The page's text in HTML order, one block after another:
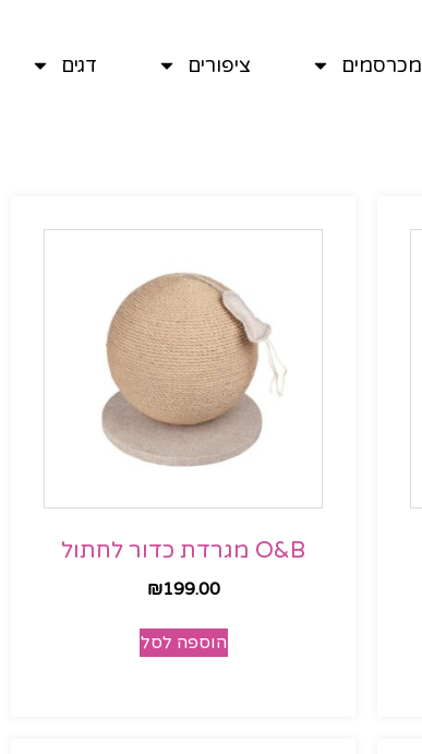
מכרסמים ציפורים דגים
O&B מגרדת כדור לחתול
₪199.00
הוספה לסל